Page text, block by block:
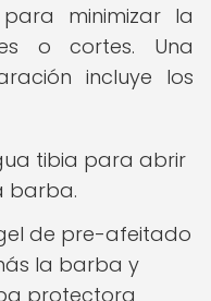
minimizar la
o cortes. Una
incluye los
tibia para abrir
barba.
de pre-afeitado
la barba y
protectora